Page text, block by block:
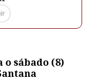
o sábado (8)